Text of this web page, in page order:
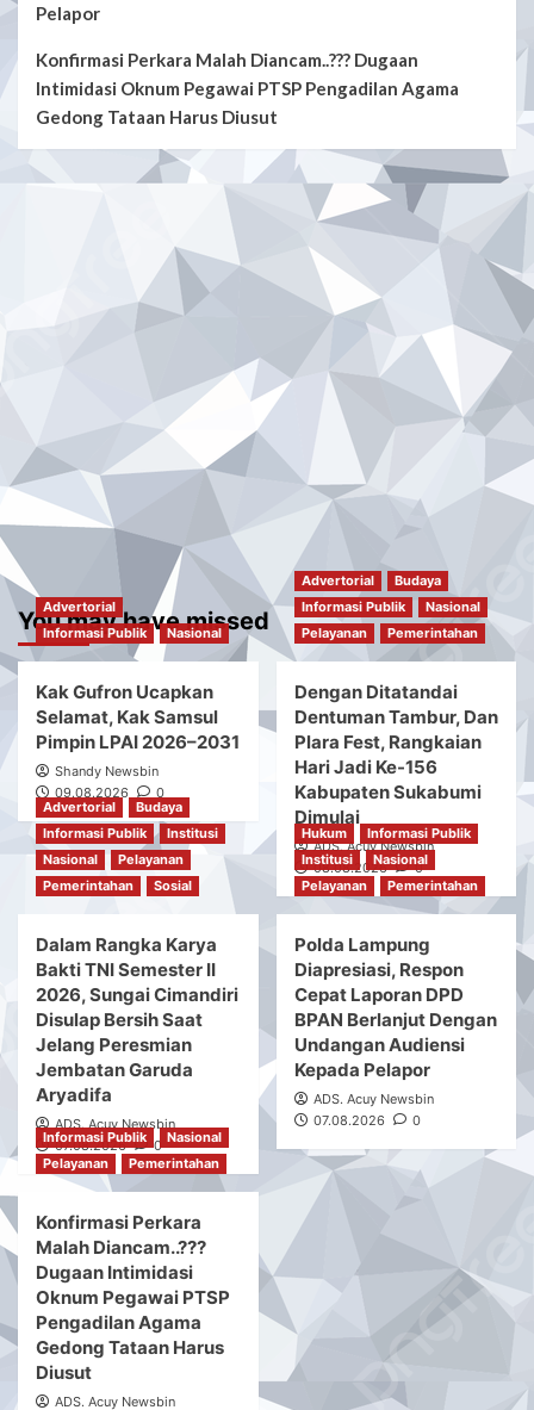
Pelapor
Konfirmasi Perkara Malah Diancam..??? Dugaan
Intimidasi Oknum Pegawai PTSP Pengadilan Agama
Gedong Tataan Harus Diusut
You may have missed
Advertorial
Informasi Publik
Nasional
Kak Gufron Ucapkan
Selamat, Kak Samsul
Pimpin LPAI 2026–2031
Shandy Newsbin
09.08.2026
0
Advertorial
Budaya
Informasi Publik
Nasional
Pelayanan
Pemerintahan
Dengan Ditatandai
Dentuman Tambur, Dan
Plara Fest, Rangkaian
Hari Jadi Ke-156
Kabupaten Sukabumi
Dimulai
ADS. Acuy Newsbin
08.08.2026
0
Advertorial
Budaya
Informasi Publik
Institusi
Nasional
Pelayanan
Pemerintahan
Sosial
Dalam Rangka Karya
Bakti TNI Semester II
2026, Sungai Cimandiri
Disulap Bersih Saat
Jelang Peresmian
Jembatan Garuda
Aryadifa
ADS. Acuy Newsbin
07.08.2026
0
Hukum
Informasi Publik
Institusi
Nasional
Pelayanan
Pemerintahan
Polda Lampung
Diapresiasi, Respon
Cepat Laporan DPD
BPAN Berlanjut Dengan
Undangan Audiensi
Kepada Pelapor
ADS. Acuy Newsbin
07.08.2026
0
Informasi Publik
Nasional
Pelayanan
Pemerintahan
Konfirmasi Perkara
Malah Diancam..???
Dugaan Intimidasi
Oknum Pegawai PTSP
Pengadilan Agama
Gedong Tataan Harus
Diusut
ADS. Acuy Newsbin